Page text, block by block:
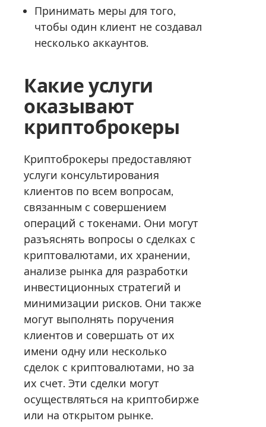
Принимать меры для того,
чтобы один клиент не создавал
несколько аккаунтов.
Какие услуги
оказывают
криптоброкеры
Криптоброкеры предоставляют
услуги консультирования
клиентов по всем вопросам,
связанным с совершением
операций с токенами. Они могут
разъяснять вопросы о сделках с
криптовалютами, их хранении,
анализе рынка для разработки
инвестиционных стратегий и
минимизации рисков. Они также
могут выполнять поручения
клиентов и совершать от их
имени одну или несколько
сделок с криптовалютами, но за
их счет. Эти сделки могут
осуществляться на криптобирже
или на открытом рынке.